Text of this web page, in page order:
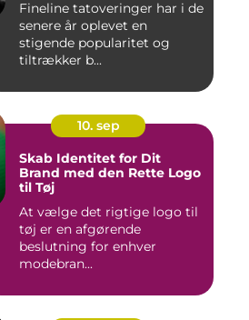
Fineline tatoveringer har i de
senere år oplevet en
stigende popularitet og
tiltrækker b...
10. sep
Skab Identitet for Dit
Brand med den Rette Logo
til Tøj
At vælge det rigtige logo til
tøj er en afgørende
beslutning for enhver
modebran...